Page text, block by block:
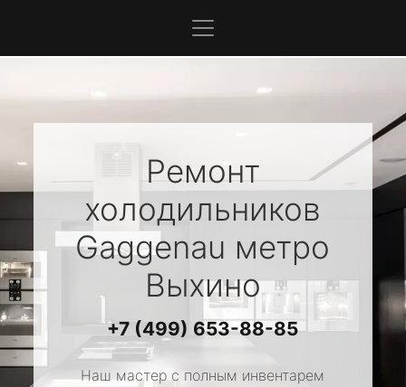
Ремонт
холодильников
Gaggenau метро
Выхино
+7 (499) 653-88-85
Наш мастер с полным инвентарем